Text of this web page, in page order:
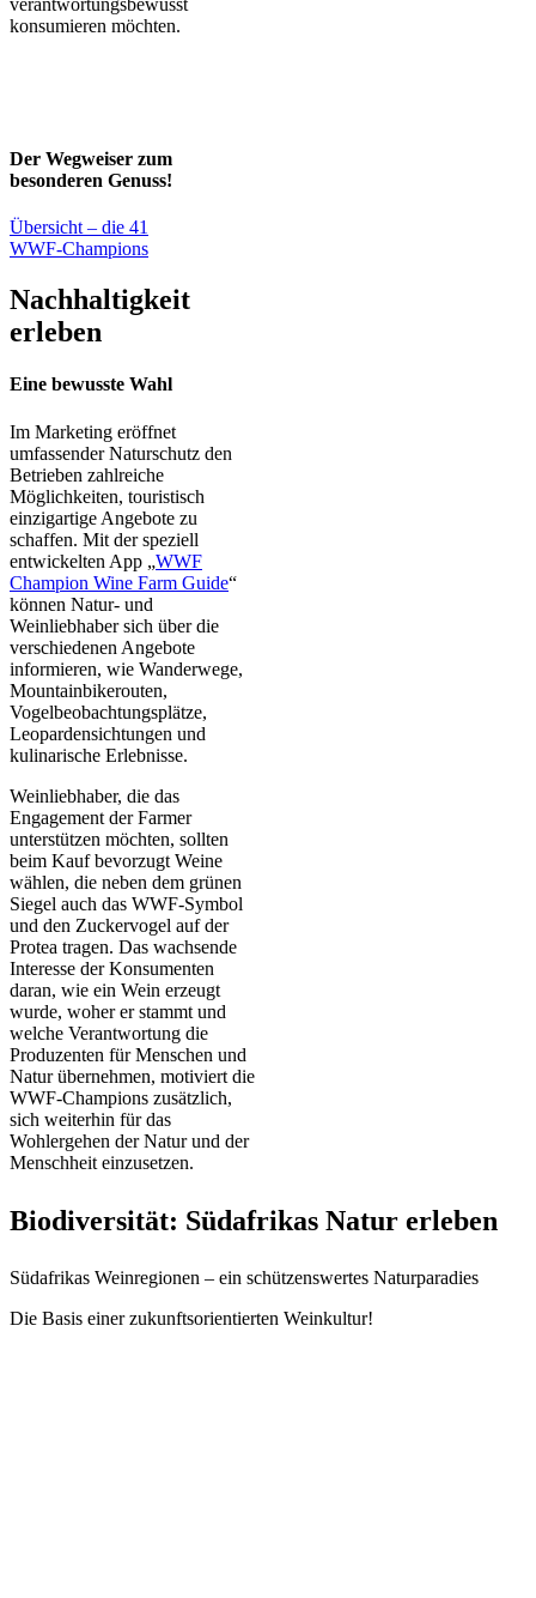
konsumieren möchten.
Der Wegweiser zum
besonderen Genuss!
Übersicht – die 41
WWF-Champions
Nachhaltigkeit
erleben
Eine bewusste Wahl
Im Marketing eröffnet
umfassender Naturschutz den
Betrieben zahlreiche
Möglichkeiten, touristisch
einzigartige Angebote zu
schaffen. Mit der speziell
entwickelten App „WWF
Champion Wine Farm Guide“
können Natur- und
Weinliebhaber sich über die
verschiedenen Angebote
informieren, wie Wanderwege,
Mountainbikerouten,
Vogelbeobachtungsplätze,
Leopardensichtungen und
kulinarische Erlebnisse.
Weinliebhaber, die das
Engagement der Farmer
unterstützen möchten, sollten
beim Kauf bevorzugt Weine
wählen, die neben dem grünen
Siegel auch das WWF-Symbol
und den Zuckervogel auf der
Protea tragen. Das wachsende
Interesse der Konsumenten
daran, wie ein Wein erzeugt
wurde, woher er stammt und
welche Verantwortung die
Produzenten für Menschen und
Natur übernehmen, motiviert die
WWF-Champions zusätzlich,
sich weiterhin für das
Wohlergehen der Natur und der
Menschheit einzusetzen.
Biodiversität: Südafrikas Natur erleben
Südafrikas Weinregionen – ein schützenswertes Naturparadies
Die Basis einer zukunftsorientierten Weinkultur!